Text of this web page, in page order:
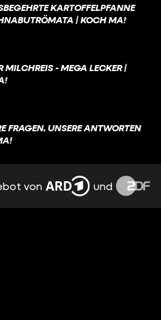
KARTOFFELPFANNE
| KOCH MA!
MILCHREIS - MEGA LECKER |
FRAGEN, UNSERE ANTWORTEN
SELBER BACKEN - DER
ALLROUNDER | KOCH MA!
von und